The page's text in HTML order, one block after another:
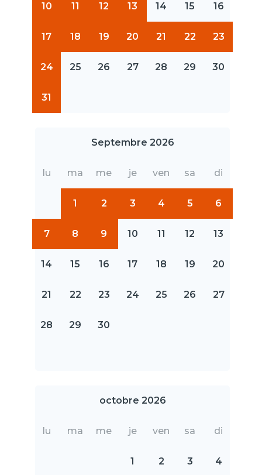
10 11 12 13 14 15 16
17 18 19 20 21 22 23
24 25 26 27 28 29 30
31
Septembre 2026
lu ma me je ven sa di
1 2 3 4 5 6
7 8 9 10 11 12 13
14 15 16 17 18 19 20
21 22 23 24 25 26 27
28 29 30
octobre 2026
lu ma me je ven sa di
1 2 3 4